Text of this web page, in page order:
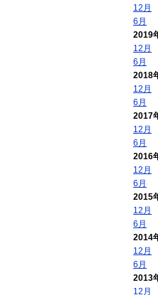
12月
6月
2019
12月
6月
2018
12月
6月
2017
12月
6月
2016
12月
6月
2015
12月
6月
2014
12月
6月
2013
12月